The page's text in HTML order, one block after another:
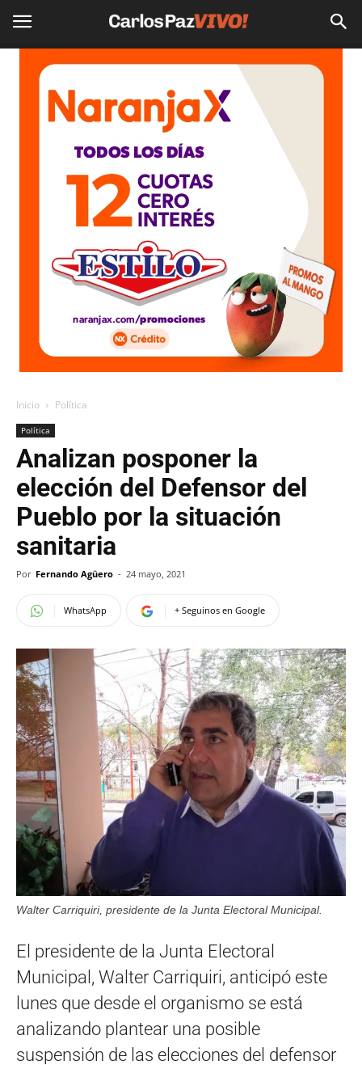
Inicio Política
Política
Analizan posponer la
elección del Defensor del
Pueblo por la situación
sanitaria
Por Fernando Agüero - 24 mayo, 2021
WhatsApp + Seguinos en Google
Walter Carriquiri, presidente de la Junta Electoral Municipal.
El presidente de la Junta Electoral
Municipal, Walter Carriquiri, anticipó este
lunes que desde el organismo se está
analizando plantear una posible
suspensión de las elecciones del defensor